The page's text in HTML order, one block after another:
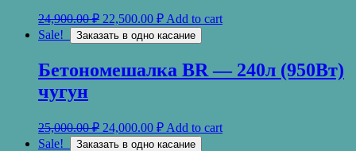
24,900.00₽ 22,500.00 ₽ Add to cart
Sale!
Заказать в одно касание
Бетономешалка BR — 240л (950Вт)
чугун
25,000.00₽ 24,000.00 ₽ Add to cart
Sale!
Заказать в одно касание